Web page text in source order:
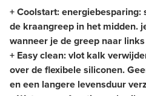
+ Coolstart:
de kraangreep in het midden.
wanneer je de greep naar
+ Easy clean: vlot kalk
over de flexibele siliconen.
en een langere levensduur